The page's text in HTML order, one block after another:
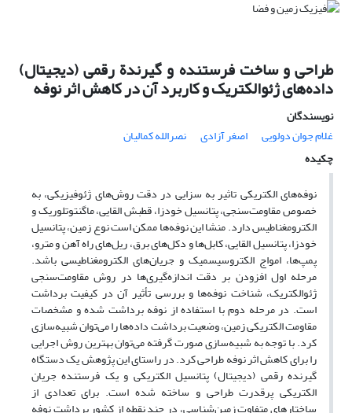
طراحی و ساخت فرستنده و گیرندة رقمی (دیجیتال)
داده‌های ژئوالکتریک و کاربرد آن در کاهش اثر نوفه
نویسندگان
غلام جوان دولویی
اصغر آزادی
نصرالله کمالیان
چکیده
نوفه‌های الکتریکی تاثیر به سزایی در دقت روش‌های ژئوفیزیکی، به
خصوص مقاومت‌سنجی، پتانسیل خودزا، قطبش القایی، ماگنتوتلوریک و
الکترومغناطیس دارد. منشا این نوفه‌ها ممکن است نوع زمین، پتانسیل
خودزا، پتانسیل القایی، کابل‌ها و دکل‌های برق، ریل‌های راه آهن و مترو،
پمپ‌ها، امواج الکتروسیسمیک و جریان‌های الکترومغناطیسی باشد.
مرحله اول افزودن بر دقت اندازه‌گیری‌ها در روش مقاومت‌سنجی
ژئوالکتریک، شناخت نوفه‌ها و بررسی تأثیر آن در کیفیت برداشت
است. در مرحله دوم با استفاده از نوفه برداشت شده و مشخصات
مقاومت الکتریکی زمین، وضعیت برداشت داده‌ها را می‌توان شبیه‌سازی
کرد. با توجه به شبیه‌سازی صورت گرفته می‌توان بهترین روش اجرایی
را برای کاهش اثر نوفه طراحی کرد. در راستای این پژوهش یک دستگاه
گیرنده رقمی (دیجیتال) پتانسیل الکتریکی و یک فرستنده جریان
الکتریکی پرقدرت طراحی و ساخته شده است. برای تعدادی از